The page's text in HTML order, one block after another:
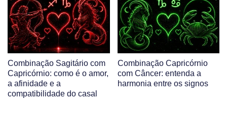
Combinação Sagitário com
Capricórnio: como é o amor,
a afinidade e a
compatibilidade do casal
Combinação Capricórnio
com Câncer: entenda a
harmonia entre os signos